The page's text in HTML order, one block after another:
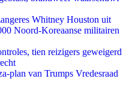
Whitney Houston uit
Noord-Koreaanse militairen
tien reizigers geweigerd
plan van Trumps Vredesraad